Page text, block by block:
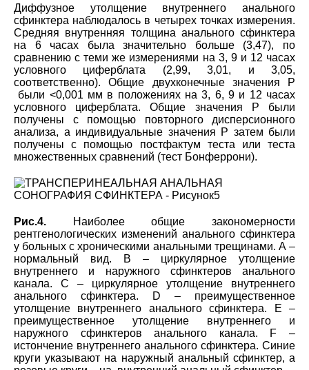
Диффузное утолщение внутреннего анального
сфинктера наблюдалось в четырех точках измерения.
Средняя внутренняя толщина анального сфинктера
на 6 часах была значительно больше (3,47), по
сравнению с теми же измерениями на 3, 9 и 12 часах
условного циферблата (2,99, 3,01, и 3,05,
соответственно). Общие двухконечные значения P
были <0,001 мм в положениях на 3, 6, 9 и 12 часах
условного циферблата. Общие значения P были
получены с помощью повторного дисперсионного
анализа, а индивидуальные значения P затем были
получены с помощью постфактум теста или теста
множественных сравнений (тест Бонферрони).
Рис.4. Наиболее общие закономерности
рентгенологических изменений анального сфинктера
у больных с хроническими анальными трещинами. А –
нормальный вид. B – циркулярное утолщение
внутреннего и наружного сфинктеров анального
канала. С – циркулярное утолщение внутреннего
анального сфинктера. D – преимущественное
утолщение внутреннего анального сфинктера. Е –
преимущественное утолщение внутреннего и
наружного сфинктеров анального канала. F –
истончение внутреннего анального сфинктера. Синие
круги указывают на наружный анальный сфинктер, а